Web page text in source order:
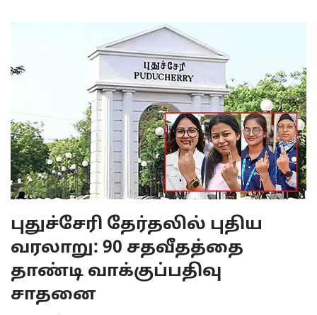
புதுச்சேரி தேர்தலில் புதிய
வரலாறு: 90 சதவீதத்தை
தாண்டி வாக்குப்பதிவு
சாதனை